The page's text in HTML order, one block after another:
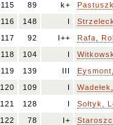
115
89 k+
116
148 I
117
92 I++
Rafa,
118
104 I
119
139 III
120
109 I
121
128 I
Sołtyk,
122
78 I+